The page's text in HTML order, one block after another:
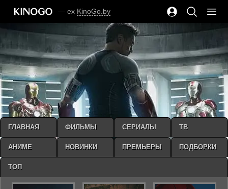
— ex KinoGo.by
ГЛАВНАЯ ФИЛЬМЫ СЕРИАЛЫ ТВ
АНИМЕ НОВИНКИ ПРЕМЬЕРЫ ПОДБОРКИ
ТОП